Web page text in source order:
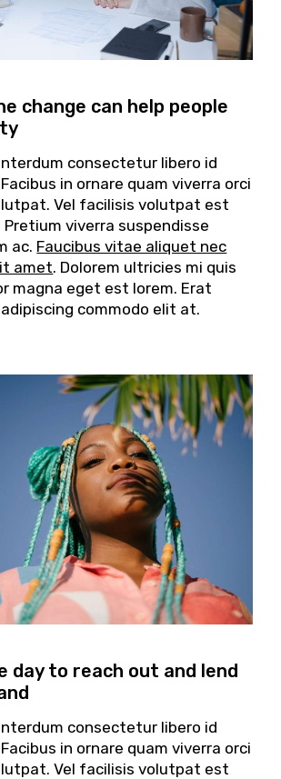
change can help people
consectetur libero id
in ornare quam viverra orci
Vel facilisis volutpat est
viverra suspendisse
ac. Faucibus vitae aliquet nec
amet. Dolorem ultricies mi quis
magna eget est lorem. Erat
commodo elit at.
day to reach out and lend
consectetur libero id
in ornare quam viverra orci
Vel facilisis volutpat est